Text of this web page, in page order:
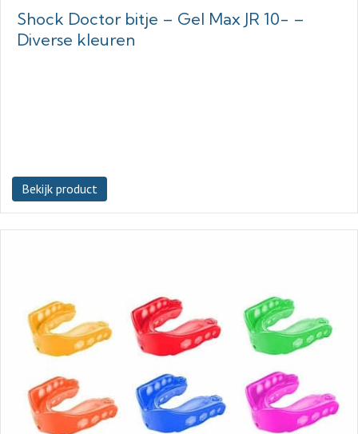
Shock Doctor bitje – Gel Max JR 10- –
Diverse kleuren
Bekijk product